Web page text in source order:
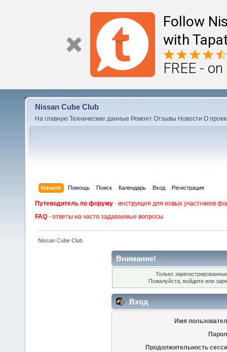
Follow
with
FREE -
Nissan Cube Club
На главную Технические данные Ремонт Отзывы Новости О
Начало Помощь Поиск Календарь Вход Регистрация
Путеводитель по форуму - инструкция для новых участников
FAQ - ответы на часто задаваемые вопросы
Nissan Cube Club
Внимание!
Только
Пожалуйста, войдите или
Вход
Имя
Продолжительность